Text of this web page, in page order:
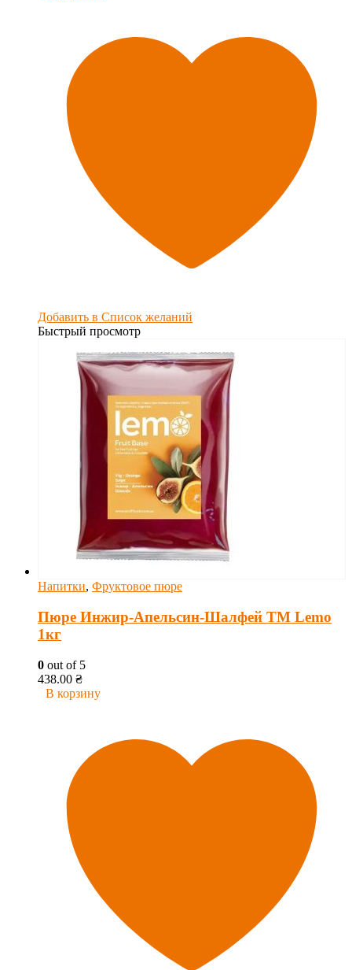
Добавить в Список желаний
Быстрый просмотр
Напитки, Фруктовое пюре
Пюре Инжир-Апельсин-Шалфей ТМ Lemo
1кг
0 out of 5
438.00 ₴
В корзину